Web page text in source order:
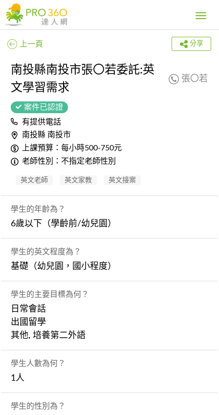
Toggle
上一頁 分享
南投縣南投市張〇若委託:英
文學習需求
張〇若
案件已認證
有提供電話
南投縣 南投市
上課預算：每小時500-750元
老師性別：不指定老師性別
英文老師 英文家教 英文接案
學生的年齡為？
6歲以下（學齡前/幼兒園）
學生的英文程度為？
基礎（幼兒園，國小程度）
學生的主要目標為何？
日常會話
出國留學
其他, 培養第二外語
學生人數為何？
1人
學生的性別為？